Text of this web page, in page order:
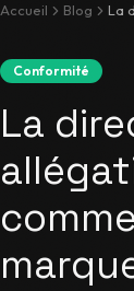
Accueil Blog
Conformité
La